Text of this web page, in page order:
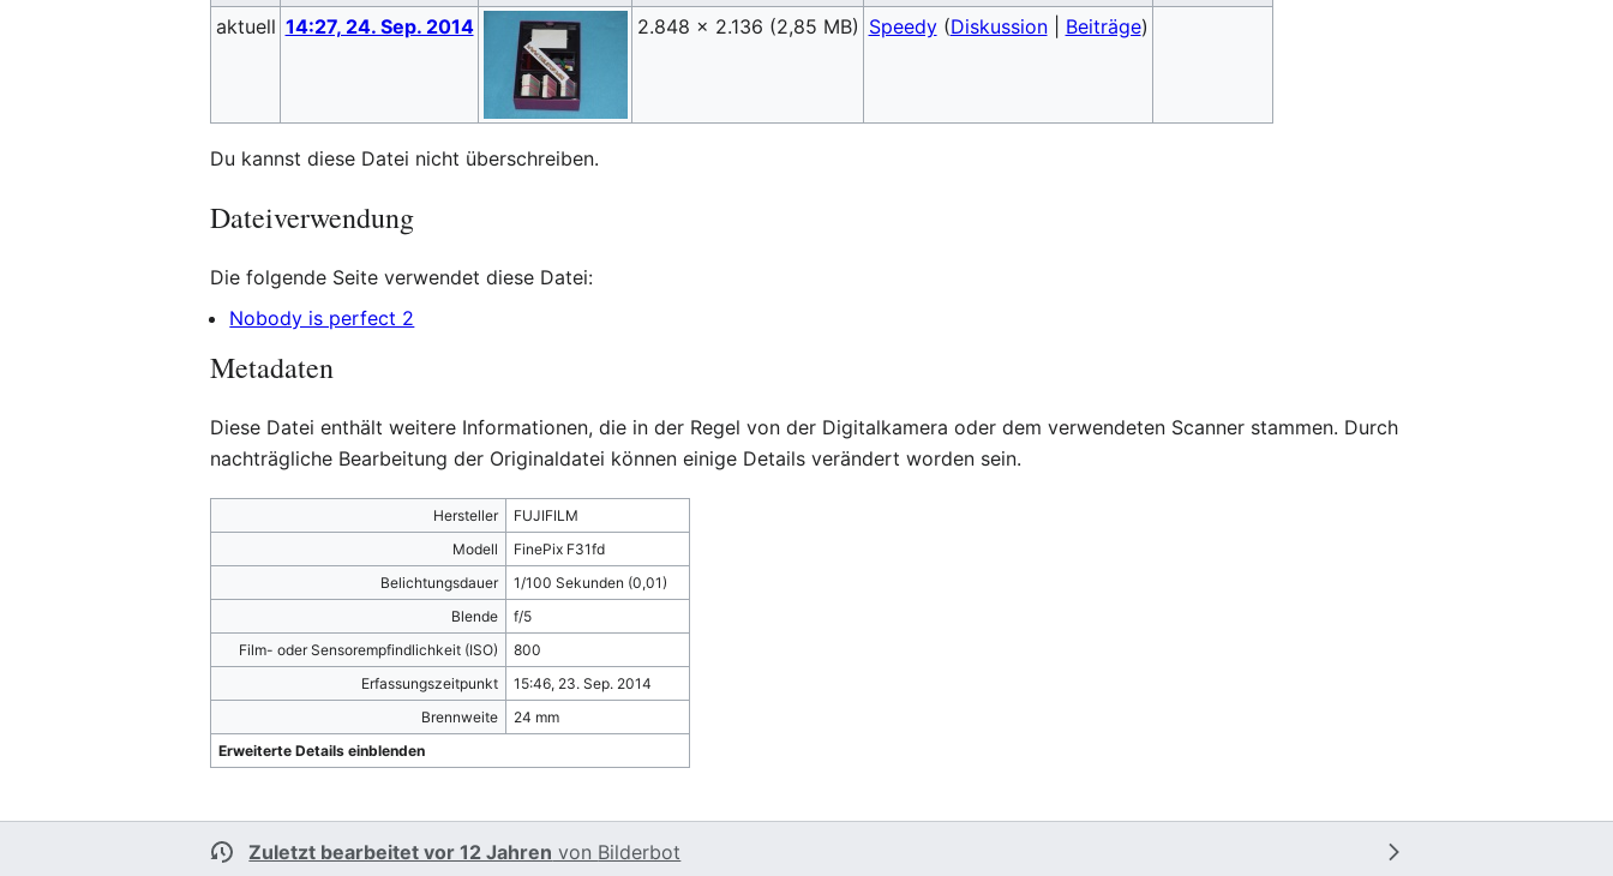
aktuell 14:27, 24. Sep. 2014 2.848 × 2.136 (2,85 MB) Speedy (Diskussion| Beiträge)
Du kannst diese Datei nicht überschreiben.
Dateiverwendung
Die folgende Seite verwendet diese Datei:
Nobody is perfect 2
Metadaten
Diese Datei enthält weitere Informationen, die in der Regel von der Digitalkamera oder dem verwendeten Scanner stammen. Durch
nachträgliche Bearbeitung der Originaldatei können einige Details verändert worden sein.
Hersteller
FUJIFILM
Modell
FinePix F31fd
Belichtungsdauer
1/100 Sekunden (0,01)
Blende
f/5
Film- oder Sensorempfindlichkeit (ISO)
800
Erfassungszeitpunkt
15:46, 23. Sep. 2014
Brennweite
24 mm
Erweiterte Details einblenden
Zuletzt bearbeitet vor 12 Jahren von Bilderbot